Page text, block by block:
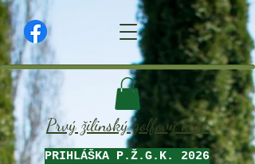
Prvý žilinský golfový klub
PRIHLÁŠKA P.Ž.G.K. 2026